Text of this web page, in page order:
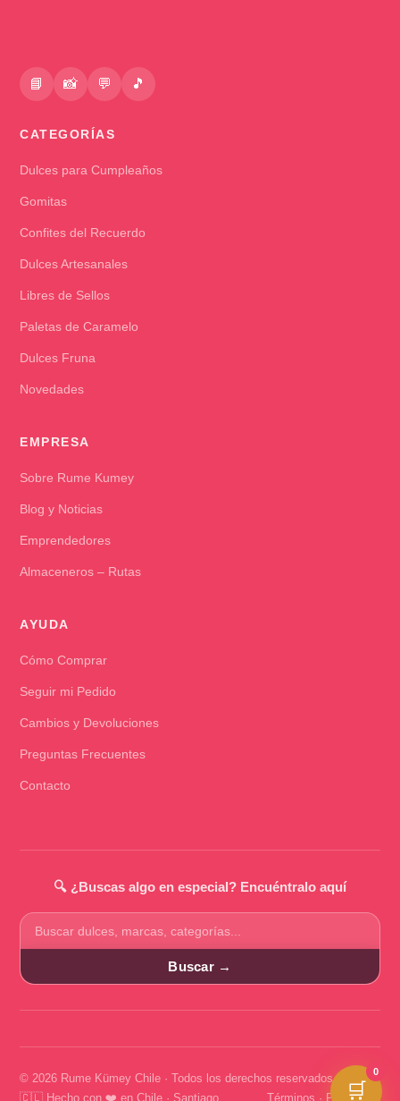
📘 📸 💬 🎵
CATEGORÍAS
Dulces para Cumpleaños
Gomitas
Confites del Recuerdo
Dulces Artesanales
Libres de Sellos
Paletas de Caramelo
Dulces Fruna
Novedades
EMPRESA
Sobre Rume Kumey
Blog y Noticias
Emprendedores
Almaceneros – Rutas
AYUDA
Cómo Comprar
Seguir mi Pedido
Cambios y Devoluciones
Preguntas Frecuentes
Contacto
🔍 ¿Buscas algo en especial? Encuéntralo aquí
Buscar
productos
Buscar →
© 2026 Rume Kümey Chile · Todos los derechos reservados
🇨🇱 Hecho con ❤️ en Chile · Santiago
Términos · Privacidad
🛒
0